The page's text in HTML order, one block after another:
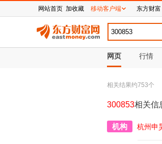
网页 行情
相关结果约753个
300853相关信
机构 杭州申
网站首页 加收藏 移动客户端 东方财富